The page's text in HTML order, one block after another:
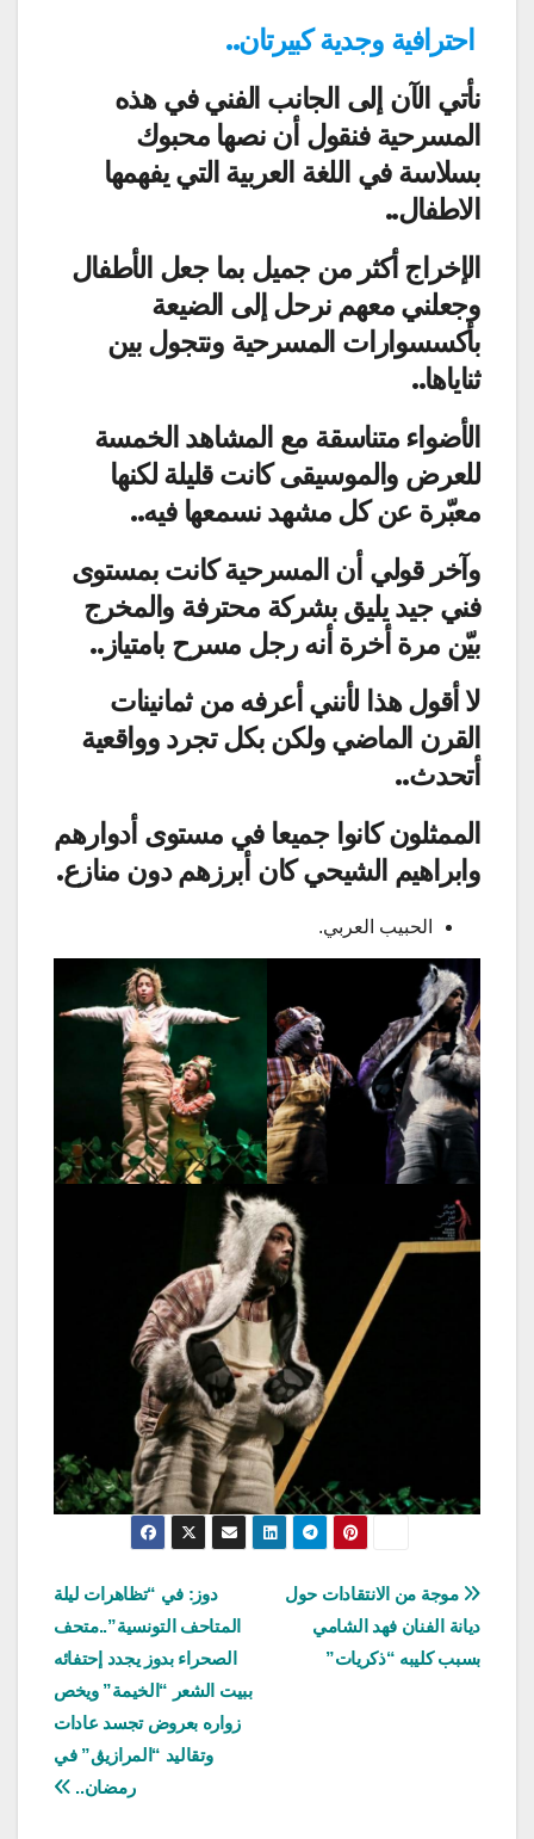
احترافية وجدية كبيرتان..
نأتي الآن إلى الجانب الفني في هذه
المسرحية فنقول أن نصها محبوك
بسلاسة في اللغة العربية التي يفهمها
الاطفال..
الإخراج أكثر من جميل بما جعل الأطفال
وجعلني معهم نرحل إلى الضيعة
بأكسسوارات المسرحية ونتجول بين
ثناياها..
الأضواء متناسقة مع المشاهد الخمسة
للعرض والموسيقى كانت قليلة لكنها
معبّرة عن كل مشهد نسمعها فيه..
وآخر قولي أن المسرحية كانت بمستوى
فني جيد يليق بشركة محترفة والمخرج
بيّن مرة أخرة أنه رجل مسرح بامتياز..
لا أقول هذا لأنني أعرفه من ثمانينات
القرن الماضي ولكن بكل تجرد وواقعية
أتحدث..
الممثلون كانوا جميعا في مستوى أدوارهم
وابراهيم الشيحي كان أبرزهم دون منازع.
الحبيب العربي.
تصفّح
المقالات
دوز: في “تظاهرات ليلة
المتاحف التونسية”..متحف
الصحراء بدوز يجدد إحتفائه
ببيت الشعر “الخيمة” ويخص
زواره بعروض تجسد عادات
وتقاليد “المرازيڨ” في
رمضان..
موجة من الانتقادات حول
ديانة الفنان فهد الشامي
بسبب كليبه “ذكريات”